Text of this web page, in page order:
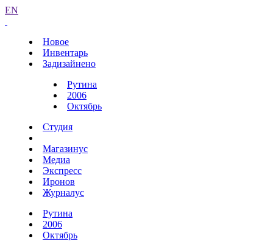
EN
Новое
Инвентарь
Задизайнено
Рутина
2006
Октябрь
Студия
Магазинус
Медиа
Экспресс
Иронов
Журналус
Рутина
2006
Октябрь